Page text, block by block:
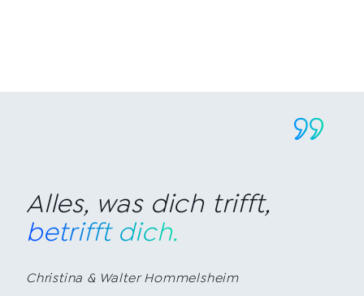
Alles, was dich trifft,
betrifft dich.
Christina & Walter Hommelsheim